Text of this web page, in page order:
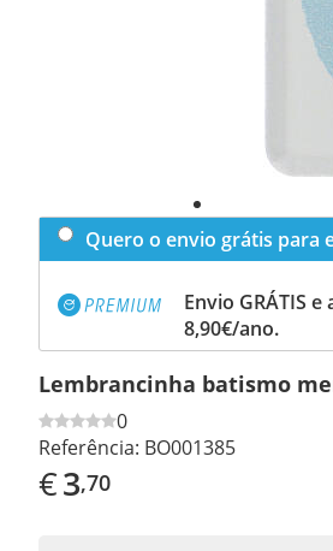
Quero o envio grátis para
Envio GRÁTIS
8,90€/ano.
Lembrancinha batismo
0
Referência: BO001385
€3,70